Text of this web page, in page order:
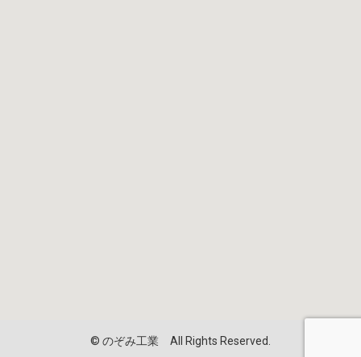
©︎ のぞみ工業 All Rights Reserved.